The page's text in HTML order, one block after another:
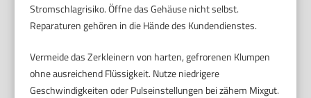
Stromschlagrisiko. Öffne das Gehäuse nicht selbst.
Reparaturen gehören in die Hände des Kundendienstes.
Vermeide das Zerkleinern von harten, gefrorenen Klumpen
ohne ausreichend Flüssigkeit. Nutze niedrigere
Geschwindigkeiten oder Pulseinstellungen bei zähem Mixgut.